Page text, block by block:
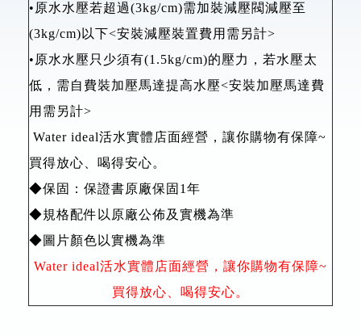
•原水水壓若超過(3kg/cm)需加裝減壓閥減壓至
(3kg/cm)以下<安裝減壓裝置費用需另計>
•原水水壓只少須有(1.5kg/cm)的壓力，若水壓太
低，需自費裝加壓馬達提高水壓<安裝加壓馬達費
用需另計>
Water ideal活水實體店面經營，讓你購物有保障~
買得放心、喝得安心。
◆保固：保證書原廠保固1年
◆規格配件以原廠公佈及實機為準
◆圖片顏色以實機為準
Water ideal活水實體店面經營，讓你購物有保障~
買得放心、喝得安心。